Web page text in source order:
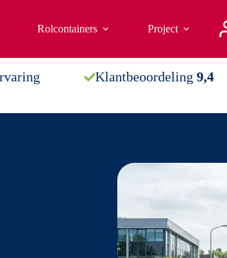
Rolcontainers Project
Klantbeoordeling 9,4